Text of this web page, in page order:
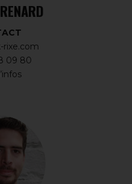
rixe.com
09 80